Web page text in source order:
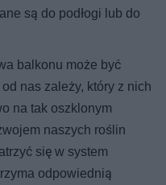
są do podłogi lub do
balkonu może być
nas zależy, który z nich
na tak oszklonym
naszych roślin
się w system
odpowiednią